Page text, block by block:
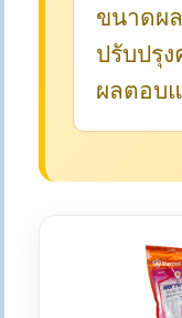
ขนาดผ
ปรับปรุ
ผลตอบ